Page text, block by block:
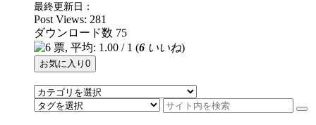
最終更新日：
Post Views: 281
ダウンロード数 75
(6 いいね)
お気に入り 0